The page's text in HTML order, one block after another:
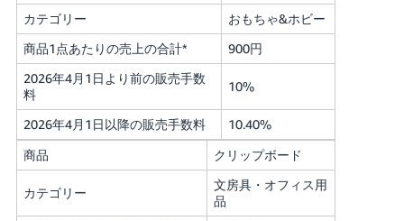
カテゴリー
おもちゃ&ホビー
商品1点あたりの売上の合計*
900円
2026年4月1日より前の販売手数
料
10%
2026年4月1日以降の販売手数料
10.40%
商品
クリップボード
カテゴリー
文房具・オフィス用
品